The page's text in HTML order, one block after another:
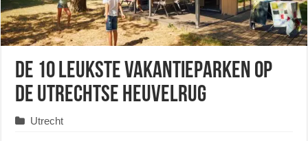
De 10 leukste vakantieparken op
de Utrechtse Heuvelrug
Utrecht